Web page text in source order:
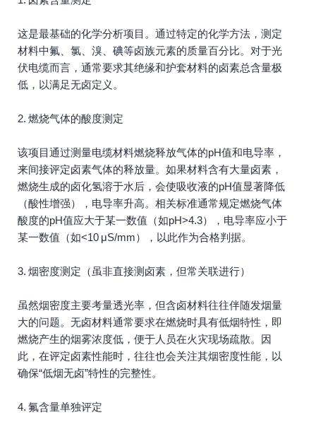
这是最基础的化学分析项目。通过特定的化学方法，测定
材料中氟、氯、溴、碘等卤族元素的质量百分比。对于光
伏电缆而言，通常要求其绝缘和护套材料的卤素总含量极
低，以满足无卤定义。
2. 燃烧气体的酸度测定
该项目通过测量电缆材料燃烧释放气体的pH值和电导率，
来间接评定卤素气体的释放量。如果材料含有大量卤素，
燃烧生成的卤化氢溶于水后，会使吸收液的pH值显著降低
（酸性增强），电导率升高。相关标准通常规定燃烧气体
酸度的pH值应大于某一数值（如pH>4.3），电导率应小于
某一数值（如<10 μS/mm），以此作为合格判据。
3. 烟密度测定（虽非直接测卤素，但常关联进行）
虽然烟密度主要考量透光率，但含卤材料往往伴随发烟量
大的问题。无卤材料通常要求在燃烧时具有低烟特性，即
燃烧产生的烟雾浓度低，便于人员在火灾现场疏散。因
此，在评定卤素性能时，往往也会关注其烟密度性能，以
确保“低烟无卤”特性的完整性。
4. 氟含量单独评定